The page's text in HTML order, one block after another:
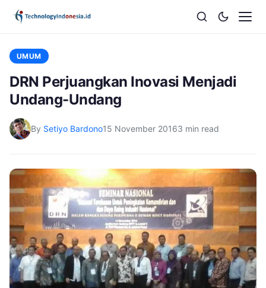
UMUM
DRN Perjuangkan Inovasi Menjadi
Undang-Undang
By Setiyo Bardono15 November 20163 min read